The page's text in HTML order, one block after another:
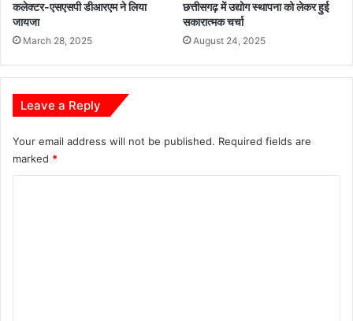
यो
ज
न
कु
ल
7
3
आ
कलेक्टर-एसएसपी डीआरएम ने लिया
जायजा
March 28, 2025
छत्तीसगढ़ में उद्योग स्थापना को लेकर हुई
सकारात्मक चर्चा
August 24, 2025
Leave a Reply
Your email address will not be published. Required fields are
marked *